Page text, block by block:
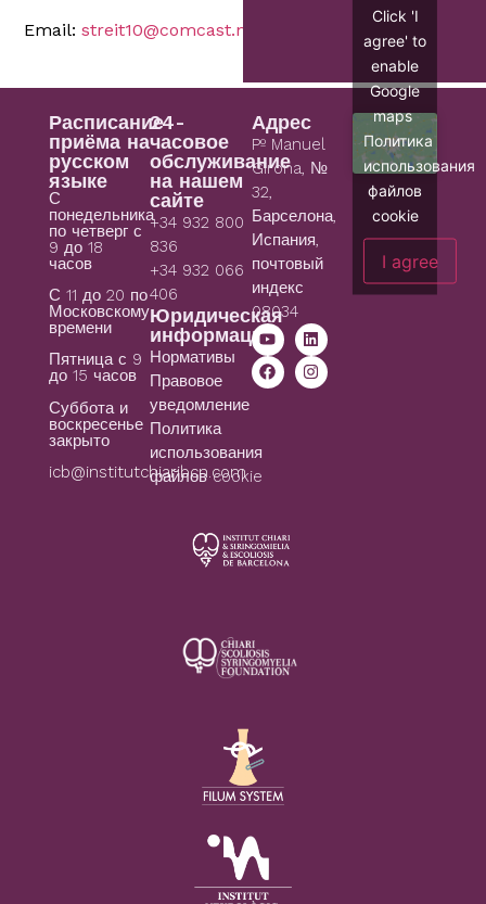
Email:streit10@comcast.net betystr10@gmail.com
Расписание
приёма на
русском
языке
С
понедельника
по четверг с
9 до 18
часов
С 11 до 20 по
Московскому
времени
Пятница с 9
до 15 часов
Суббота и
воскресенье
закрыто
icb@institutchiaribcn.com
24-
часовое
обслуживание
на нашем
сайте
+34 932 800
836
+34 932 066
406
Юридическая
информация
Нормативы
Правовое
уведомление
Политика
использования
файлов cookie
Адрес
Pº Manuel
Girona, №
32,
Барселона,
Испания,
почтовый
индекс
08034
Click 'I
agree' to
enable
Google
maps
Политика
использования
файлов
cookie
I agree